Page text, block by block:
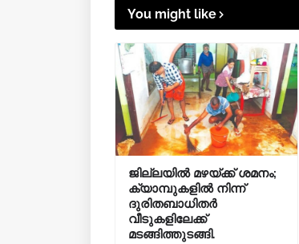
You might like
ജില്ലയിൽ മഴയ്ക്ക് ശമനം;
ക്യാമ്പുകളിൽ നിന്ന്
ദുരിതബാധിതർ
വീടുകളിലേക്ക്
മടങ്ങിത്തുടങ്ങി.